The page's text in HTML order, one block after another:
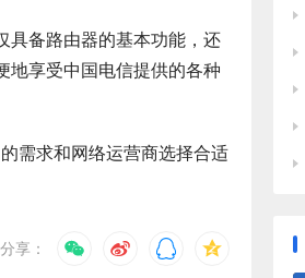
具备路由器的基本功能，还
地享受中国电信提供的各种
需求和网络运营商选择合适
分享：